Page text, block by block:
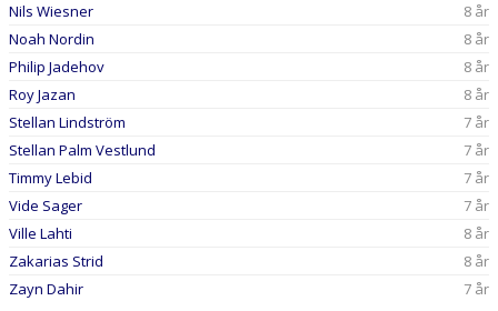
Nils Wiesner
8 år
Noah Nordin
8 år
Philip Jadehov
8 år
Roy Jazan
8 år
Stellan Lindström
7 år
Stellan Palm Vestlund
7 år
Timmy Lebid
7 år
Vide Sager
7 år
Ville Lahti
8 år
Zakarias Strid
8 år
Zayn Dahir
7 år